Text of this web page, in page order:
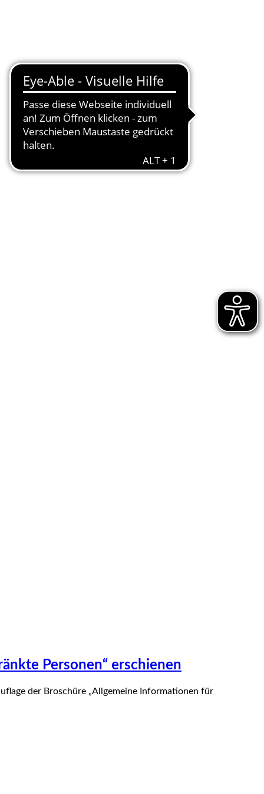
Personen“ erschienen
der Broschüre „All­ge­meine Informationen für